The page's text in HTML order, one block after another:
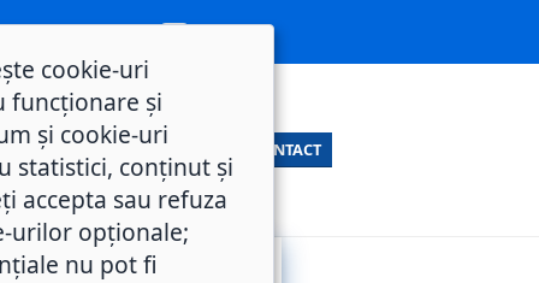
CONTACT
cookie-uri
funcționare și
și cookie-uri
statistici, conținut și
accepta sau refuza
urilor opționale;
nu pot fi